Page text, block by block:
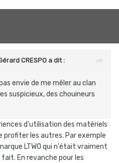
CRESPO a dit :
envie de me mêler au clan
suspicieux, des chouineurs
d'utilisation des matériels
les autres. Par exemple
LTWO qui n'était vraiment
En revanche pour les